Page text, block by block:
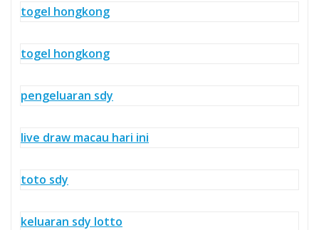
togel hongkong
togel hongkong
pengeluaran sdy
live draw macau hari ini
toto sdy
keluaran sdy lotto